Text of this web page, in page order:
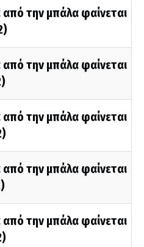
την μπάλα φαίνεται
την μπάλα φαίνεται
την μπάλα φαίνεται
την μπάλα φαίνεται
την μπάλα φαίνεται